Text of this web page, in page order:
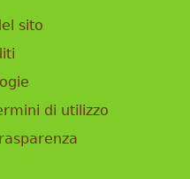
sito
di utilizzo